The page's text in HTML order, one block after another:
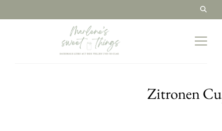
Zitronen